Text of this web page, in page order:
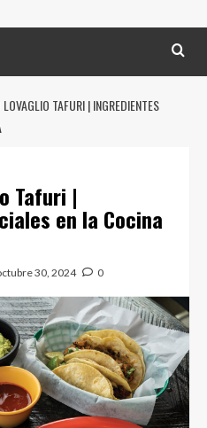
TAFURI | INGREDIENTES
Tafuri |
en la Cocina
30, 2024 0